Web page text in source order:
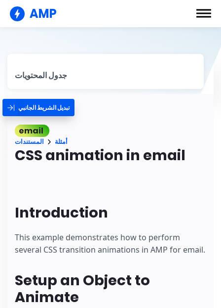
AMP
جدول المحتويات
تبديل الشريط الجانبي
email
المستندات أمثلة
CSS animation in email
Introduction
This example demonstrates how to perform
several CSS transition animations in AMP for email.
Setup an Object to
Animate